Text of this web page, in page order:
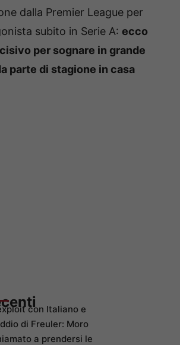
dalla Premier League per
subito in Serie A: ecco
per sognare in grande
parte di stagione in casa
con Italiano e
di Freuler: Moro
a prendersi le